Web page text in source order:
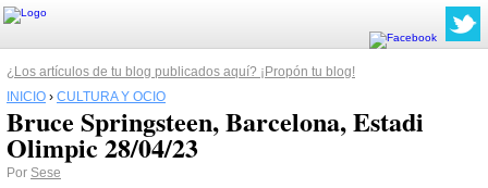
¿Los artículos de tu blog publicados aquí? ¡Propón tu blog!
INICIO › CULTURA Y OCIO
Bruce Springsteen, Barcelona, Estadi
Olimpic 28/04/23
Por Sese